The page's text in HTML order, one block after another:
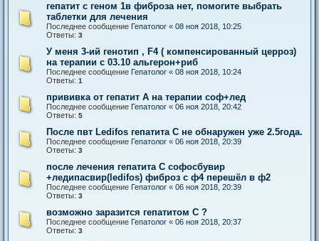
гепатит с геном 1в фиброза нет, помогите выбрать
таблетки для лечения
Последнее сообщение Гепатолог « 08 ноя 2018, 10:25
Ответы: 3
У меня 3-ий генотип , F4 ( компенсированный церроз)
на терапии с 03.10 альгерон+риб
Последнее сообщение Гепатолог « 08 ноя 2018, 10:24
Ответы: 1
прививка от гепатит А на терапии соф+лед
Последнее сообщение Гепатолог « 06 ноя 2018, 20:42
Ответы: 5
После пвт Ledifos гепатита С не обнаружен уже 2.5года.
Последнее сообщение Гепатолог « 06 ноя 2018, 20:39
Ответы: 3
после лечения гепатита С софосбувир
+ледипасвир(ledifos) фиброз с ф4 перешёл в ф2
Последнее сообщение Гепатолог « 06 ноя 2018, 20:39
Ответы: 3
возможно заразится гепатитом С ?
Последнее сообщение Гепатолог « 06 ноя 2018, 20:37
Ответы: 3